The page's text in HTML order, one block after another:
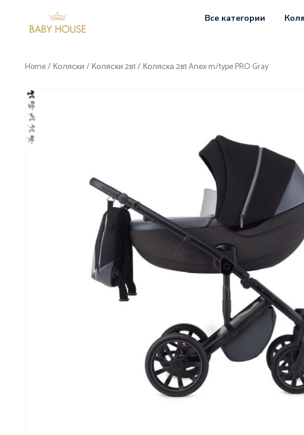
Все категории
Home/Коляски/Коляски 2в1/ Коляска 2в1 Anex m/type PRO Gray